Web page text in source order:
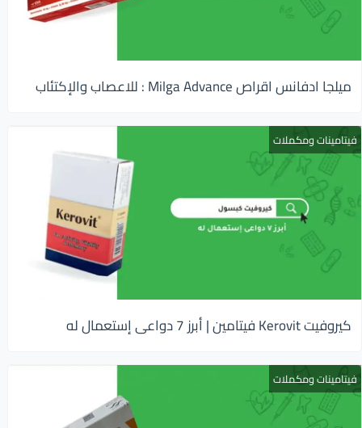
ميلجا ادفانس اقراص Milga Advance : للاعصاب والإكتئاب
فيتامينات ومكملات
كيروفيت Kerovit فيتامين | أبرز 7 دواعى إستعمال له
فيتامينات ومكملات